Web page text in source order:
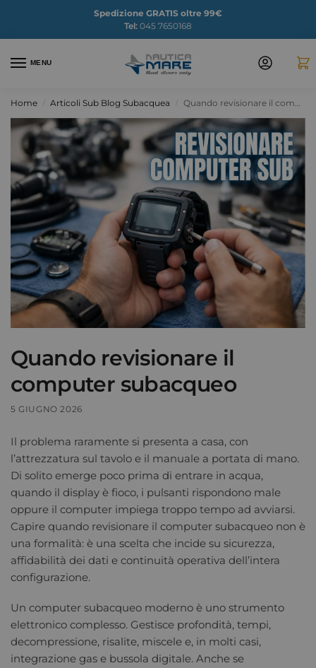
Spedizione GRATIS oltre 99€
Tel: 045 7650168
MENU
Home Articoli Sub Blog Subacquea Quando revisionare il computer subacqueo
Quando revisionare il
computer subacqueo
5 GIUGNO 2026
Il problema raramente si presenta a casa, con
l’attrezzatura sul tavolo e il manuale a portata di mano.
Di solito emerge poco prima di entrare in acqua,
quando il display è fioco, i pulsanti rispondono male
oppure il computer impiega troppo tempo ad avviarsi.
Capire quando revisionare il computer subacqueo non è
una formalità: è una scelta che incide su sicurezza,
affidabilità dei dati e continuità operativa dell’intera
configurazione.
Un computer subacqueo moderno è uno strumento
elettronico complesso. Gestisce profondità, tempi,
decompressione, risalite, miscele e, in molti casi,
integrazione gas e bussola digitale. Anche se